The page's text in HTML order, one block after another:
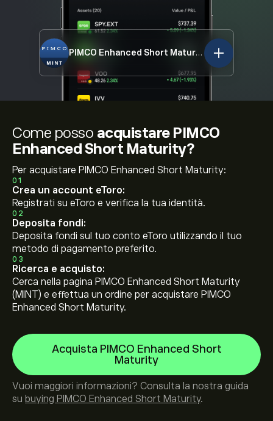
PIMCO Enhanced Short Maturity MINT
Come posso acquistare PIMCO
Enhanced Short Maturity?
Per acquistare PIMCO Enhanced Short Maturity:
01
Crea un account eToro:
Registrati su eToro e verifica la tua identità.
02
Deposita fondi:
Deposita fondi sul tuo conto eToro utilizzando il tuo
metodo di pagamento preferito.
03
Ricerca e acquisto:
Cerca nella pagina PIMCO Enhanced Short Maturity
(MINT) e effettua un ordine per acquistare PIMCO
Enhanced Short Maturity.
Acquista PIMCO Enhanced Short
Maturity
Vuoi maggiori informazioni? Consulta la nostra guida
su buying PIMCO Enhanced Short Maturity.